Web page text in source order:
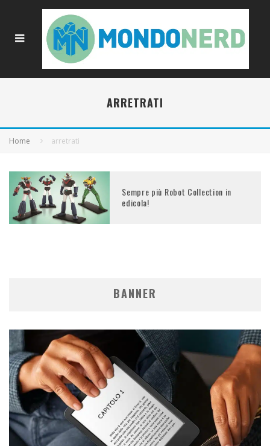
ARRETRATI
Home arretrati
Sempre più Robot Collection in
edicola!
BANNER